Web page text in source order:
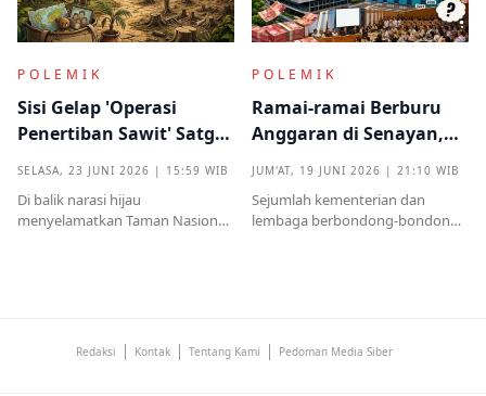
POLEMIK
Sisi Gelap 'Operasi
Penertiban Sawit' Satgas
SELASA, 23 JUNI 2026 | 15:59 WIB
Di balik narasi hijau
menyelamatkan Taman Nasional
POLEMIK
Ramai-ramai Berburu
Anggaran di Senayan,
JUM'AT, 19 JUNI 2026 | 21:10 WIB
Sejumlah kementerian dan
lembaga berbondong-bondong
Redaksi Kontak Tentang Kami Pedoman Media Siber